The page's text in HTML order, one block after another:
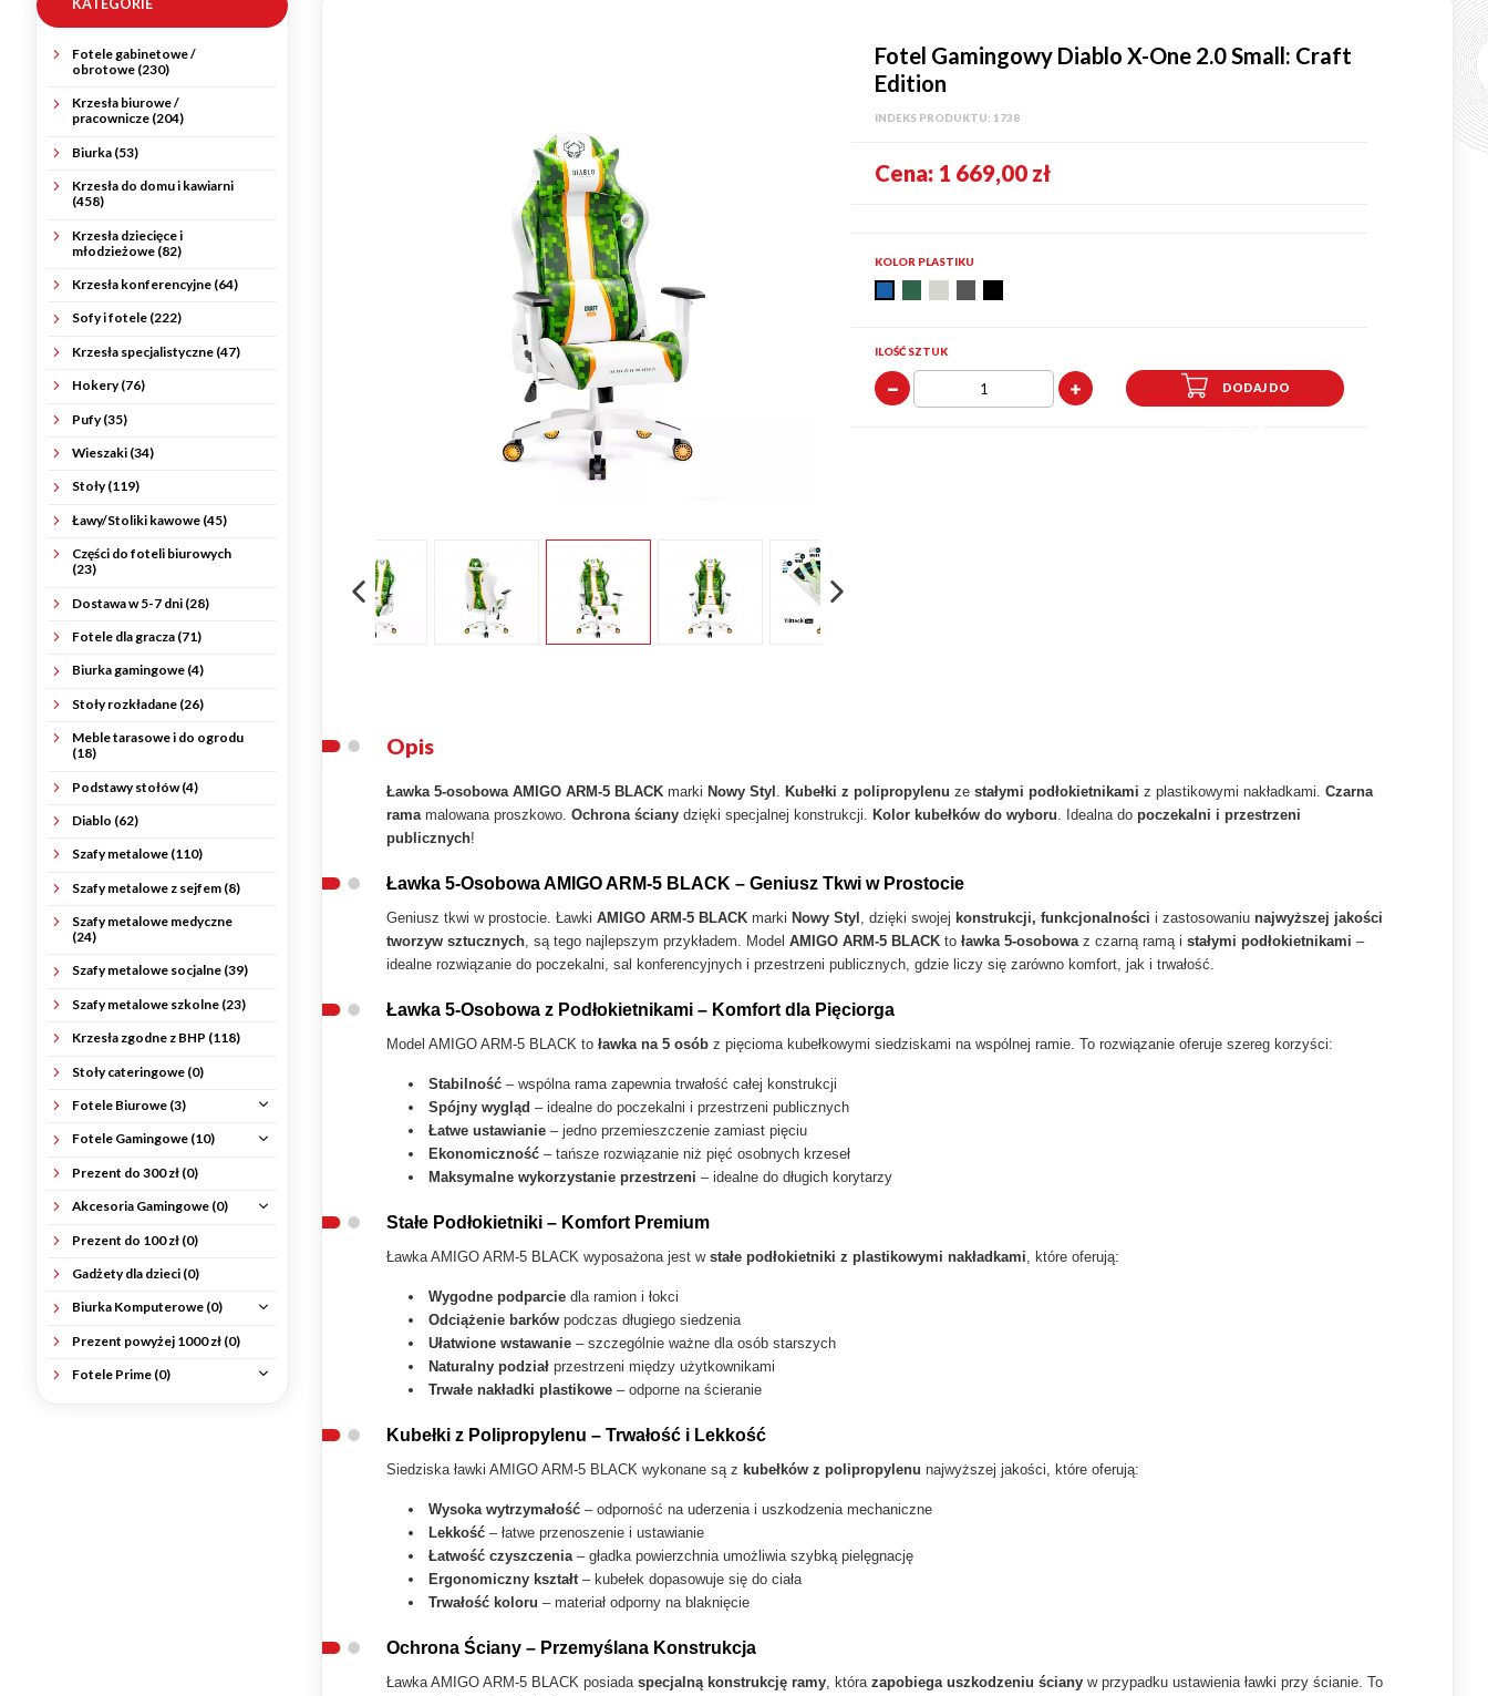
KATEGORIE
Fotele gabinetowe /
obrotowe (230)
Krzesła biurowe /
pracownicze (204)
Biurka (53)
Krzesła do domu i kawiarni
(458)
Krzesła dziecięce i
młodzieżowe (82)
Krzesła konferencyjne (64)
Sofy i fotele (222)
Krzesła specjalistyczne (47)
Hokery (76)
Pufy (35)
Wieszaki (34)
Stoły (119)
Ławy/Stoliki kawowe (45)
Części do foteli biurowych
(23)
Dostawa w 5-7 dni (28)
Fotele dla gracza (71)
Biurka gamingowe (4)
Stoły rozkładane (26)
Meble tarasowe i do ogrodu
(18)
Podstawy stołów (4)
Diablo (62)
Szafy metalowe (110)
Szafy metalowe z sejfem (8)
Szafy metalowe medyczne
(24)
Szafy metalowe socjalne (39)
Szafy metalowe szkolne (23)
Krzesła zgodne z BHP (118)
Stoły cateringowe (0)
Fotele Biurowe (3)
Fotele Gamingowe (10)
Prezent do 300 zł (0)
Akcesoria Gamingowe (0)
Prezent do 100 zł (0)
Gadżety dla dzieci (0)
Biurka Komputerowe (0)
Prezent powyżej 1000 zł (0)
Fotele Prime (0)
Fotel Gamingowy Diablo X-One 2.0 Small: Craft
Edition
INDEKS PRODUKTU: 1738
Cena: 1 669,00 zł
KOLOR PLASTIKU
31
59
32
05
02
ILOŚĆ SZTUK
Opis
Ławka 5-osobowa AMIGO ARM-5 BLACKmarki Nowy Styl . Kubełki z polipropylenu ze stałymi podłokietnikami z plastikowymi nakładkami. Czarna
ramamalowana proszkowo. Ochrona ścianydzięki specjalnej konstrukcji. Kolor kubełków do wyboru. Idealna do poczekalni i przestrzeni
publicznych!
Ławka 5-Osobowa AMIGO ARM-5 BLACK – Geniusz Tkwi w Prostocie
Geniusz tkwi w prostocie. Ławki AMIGO ARM-5 BLACKmarki Nowy Styl , dzięki swojej konstrukcji, funkcjonalności i zastosowaniu najwyższej jakości
tworzyw sztucznych, są tego najlepszym przykładem. Model AMIGO ARM-5 BLACKto ławka 5-osobowaz czarną ramą i stałymi podłokietnikami –
idealne rozwiązanie do poczekalni, sal konferencyjnych i przestrzeni publicznych, gdzie liczy się zarówno komfort, jak i trwałość.
Ławka 5-Osobowa z Podłokietnikami – Komfort dla Pięciorga
Model AMIGO ARM-5 BLACK to ławka na 5 osóbz pięcioma kubełkowymi siedziskami na wspólnej ramie. To rozwiązanie oferuje szereg korzyści:
Stabilność – wspólna rama zapewnia trwałość całej konstrukcji
Spójny wygląd – idealne do poczekalni i przestrzeni publicznych
Łatwe ustawianie – jedno przemieszczenie zamiast pięciu
Ekonomiczność – tańsze rozwiązanie niż pięć osobnych krzeseł
Maksymalne wykorzystanie przestrzeni – idealne do długich korytarzy
Stałe Podłokietniki – Komfort Premium
Ławka AMIGO ARM-5 BLACK wyposażona jest w stałe podłokietniki z plastikowymi nakładkami, które oferują:
Wygodne podparcie dla ramion i łokci
Odciążenie barków podczas długiego siedzenia
Ułatwione wstawanie – szczególnie ważne dla osób starszych
Naturalny podział przestrzeni między użytkownikami
Trwałe nakładki plastikowe – odporne na ścieranie
Kubełki z Polipropylenu – Trwałość i Lekkość
Siedziska ławki AMIGO ARM-5 BLACK wykonane są z kubełków z polipropylenu najwyższej jakości, które oferują:
Wysoka wytrzymałość – odporność na uderzenia i uszkodzenia mechaniczne
Lekkość – łatwe przenoszenie i ustawianie
Łatwość czyszczenia– gładka powierzchnia umożliwia szybką pielęgnację
Ergonomiczny kształt– kubełek dopasowuje się do ciała
Trwałość koloru – materiał odporny na blaknięcie
Ochrona Ściany – Przemyślana Konstrukcja
Ławka AMIGO ARM-5 BLACK posiada specjalną konstrukcję ramy, która zapobiega uszkodzeniu ścianyw przypadku ustawienia ławki przy ścianie. To